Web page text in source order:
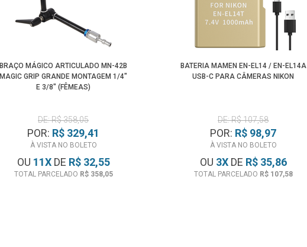
BRAÇO MÁGICO ARTICULADO MN-42B
MAGIC GRIP GRANDE MONTAGEM 1/4"
E 3/8" (FÊMEAS)
DE: R$ 358,05
POR: R$ 329,41
À VISTA NO BOLETO
OU 11XDE R$ 32,55
TOTAL PARCELADO R$ 358,05
BATERIA MAMEN EN-EL14 / EN-EL14A
USB-C PARA CÂMERAS NIKON
DE: R$ 107,58
POR: R$ 98,97
À VISTA NO BOLETO
OU 3XDE R$ 35,86
TOTAL PARCELADO R$ 107,58